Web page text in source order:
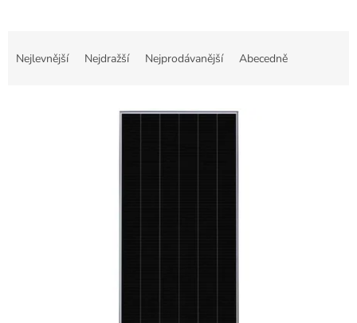
Nejlevnější Nejdražší Nejprodávanější Abecedně
Výpis produktů